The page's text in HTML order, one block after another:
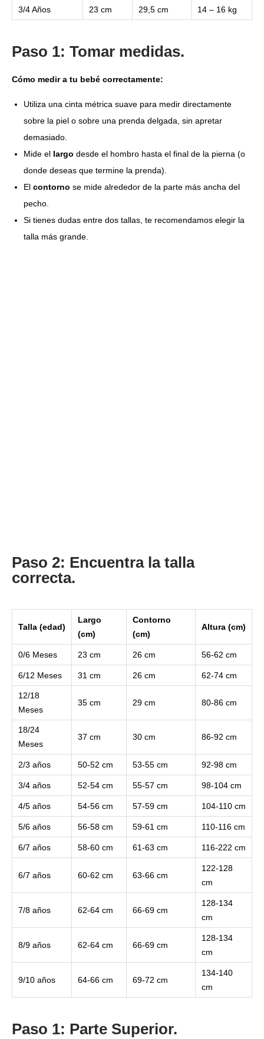
3/4 Años 23 cm 29,5 cm 14 – 16 kg
Paso 1: Tomar medidas.
Cómo medir a tu bebé correctamente:
Utiliza una cinta métrica suave para medir directamente
sobre la piel o sobre una prenda delgada, sin apretar
demasiado.
Mide el largo desde el hombro hasta el final de la pierna (o
donde deseas que termine la prenda).
El contorno se mide alrededor de la parte más ancha del
pecho.
Si tienes dudas entre dos tallas, te recomendamos elegir la
talla más grande.
Paso 2: Encuentra la talla
correcta.
Talla (edad)
Largo
(cm)
Contorno
(cm)
Altura (cm)
0/6 Meses 23 cm 26 cm 56-62 cm
6/12 Meses 31 cm 26 cm 62-74 cm
12/18
Meses
35 cm 29 cm 80-86 cm
18/24
Meses
37 cm 30 cm 86-92 cm
2/3 años 50-52 cm 53-55 cm 92-98 cm
3/4 años 52-54 cm 55-57 cm 98-104 cm
4/5 años 54-56 cm 57-59 cm 104-110 cm
5/6 años 56-58 cm 59-61 cm 110-116 cm
6/7 años 58-60 cm 61-63 cm 116-222 cm
6/7 años 60-62 cm 63-66 cm
122-128
cm
7/8 años 62-64 cm 66-69 cm
128-134
cm
8/9 años 62-64 cm 66-69 cm
128-134
cm
9/10 años 64-66 cm 69-72 cm
134-140
cm
Paso 1: Parte Superior.